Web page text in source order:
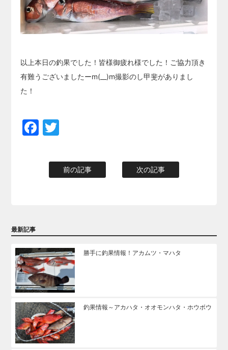
以上本日の釣果でした！皆様御疲れ様でした！ご協力頂き
有難うございましたーm(__)m撮影のし甲斐がありまし
た！
Facebook
前の記事 次の記事
最新記事
勝手に釣果情報！アカムツ・マハタ
釣果情報～アカハタ・オオモンハタ・ホウボウ